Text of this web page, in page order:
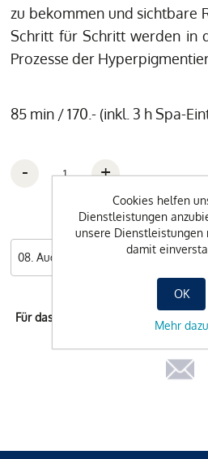
zu bekommen und sichtbare
Schritt für Schritt werden in
Prozesse der
85 min / 170.- (inkl. 3 h Spa-
- +
Für das ausgewählte Datum steht
Cookies helfen
Dienstleistungen
unsere Dienstleistungen
damit
OK
Mehr dazu